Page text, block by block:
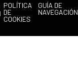
POLÍTICA
DE
COOKIES
GUÍA DE
NAVEGACIÓN